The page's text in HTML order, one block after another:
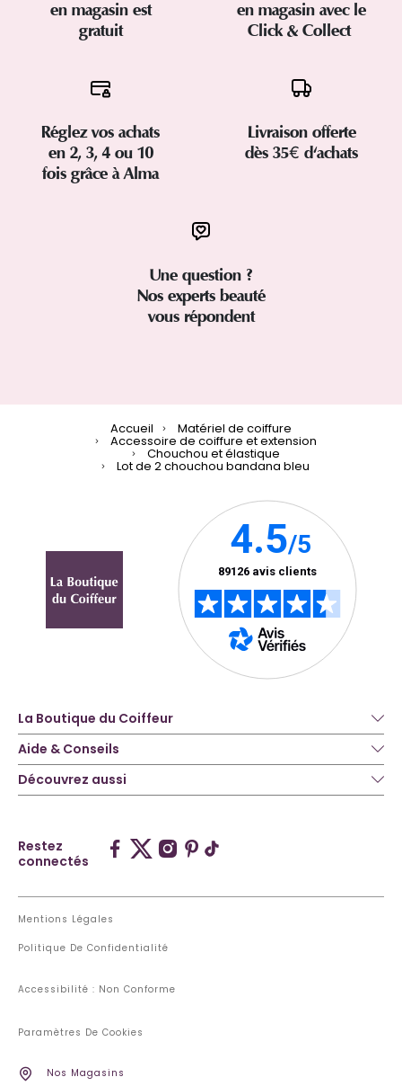
en magasin est
gratuit
en magasin avec le
Click & Collect
Réglez vos achats
en 2, 3, 4 ou 10
fois grâce à Alma
Livraison offerte
dès 35€ d'achats
Une question ?
Nos experts beauté
vous répondent
Accueil Matériel de coiffure
Accessoire de coiffure et extension
Chouchou et élastique
Lot de 2 chouchou bandana bleu
La Boutique du Coiffeur
Aide & Conseils
Découvrez aussi
Restez
connectés
Mentions Légales
Politique De Confidentialité
Accessibilité : Non Conforme
Paramètres De Cookies
Nos Magasins